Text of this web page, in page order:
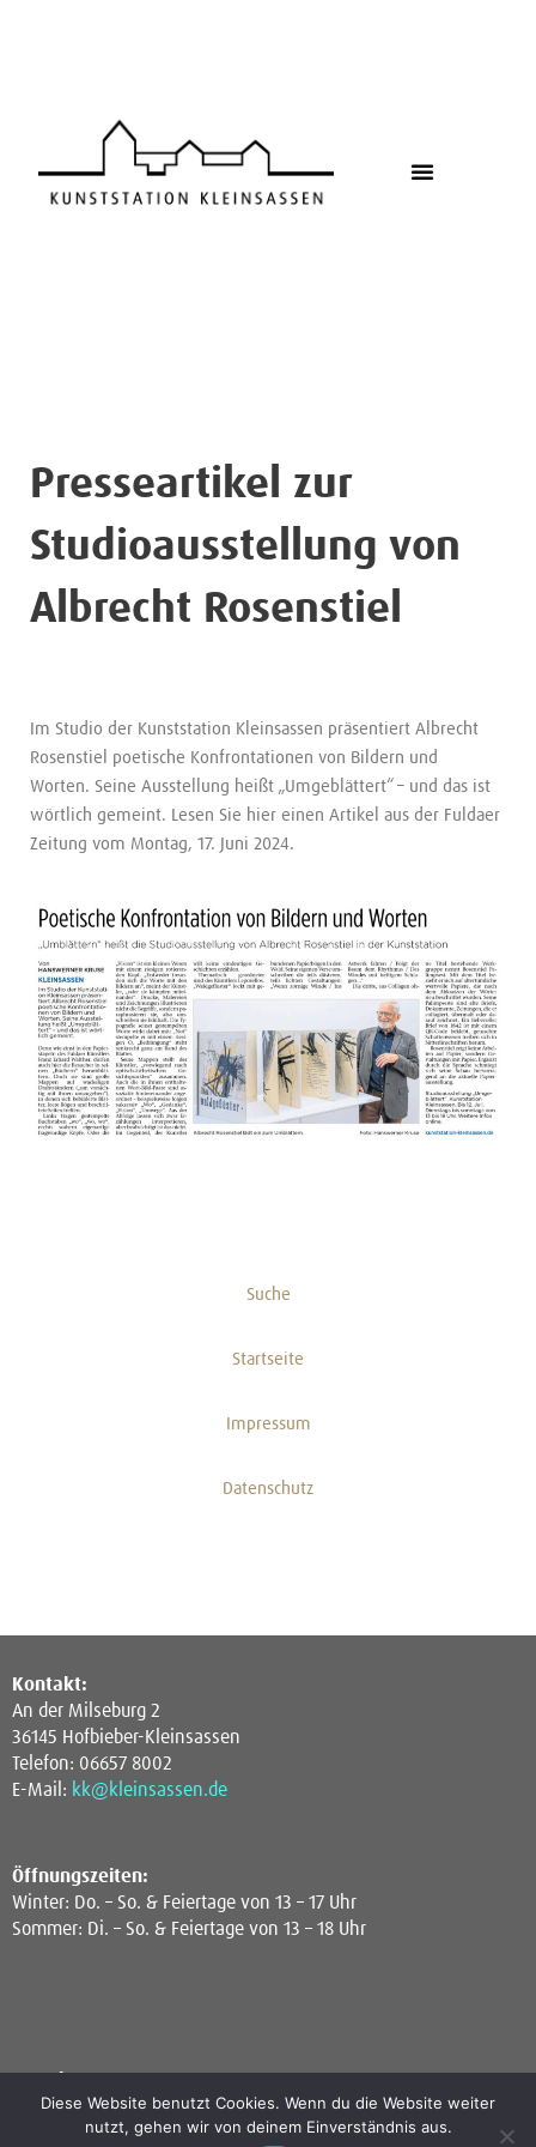
Presseartikel zur
Studioausstellung von
Albrecht Rosenstiel
Im Studio der Kunststation Kleinsassen präsentiert Albrecht
Rosenstiel poetische Konfrontationen von Bildern und
Worten. Seine Ausstellung heißt „Umgeblättert“ – und das ist
wörtlich gemeint. Lesen Sie hier einen Artikel aus der Fuldaer
Zeitung vom Montag, 17. Juni 2024.
Suche
Startseite
Impressum
Datenschutz
Kontakt:
An der Milseburg 2
36145 Hofbieber-Kleinsassen
Telefon: 06657 8002
E-Mail: kk@kleinsassen.de
Öffnungszeiten:
Winter: Do. – So. & Feiertage von 13 – 17 Uhr
Sommer: Di. – So. & Feiertage von 13 – 18 Uhr
Interesse an Infos zu Ausstellungen, Events oder zur Artothek?
Einfach eine Mail schreiben und den allgemeinen oder den
Diese Website benutzt Cookies. Wenn du die Website weiter
nutzt, gehen wir von deinem Einverständnis aus.